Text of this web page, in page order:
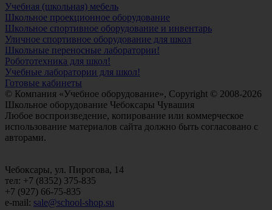
Учебная (школьная) мебель
Школьное проекционное оборудование
Школьное спортивное оборудование и инвентарь
Уличное спортивное оборудование для школ
Школьные переносные лаборатории!
Робототехника для школ!
Учебные лаборатории для школ!
Готовые кабинеты
© Компания «Учебное оборудование», Copyright © 2008-2026
Школьное оборудование Чебоксары Чувашия
Любое воспроизведение, копирование или коммерческое
использование материалов сайта должно быть согласовано с
авторами.
Чебоксары, ул. Пирогова, 14
тел: +7 (8352) 375-835
+7 (927) 66-75-835
e-mail: sale@school-shop.su